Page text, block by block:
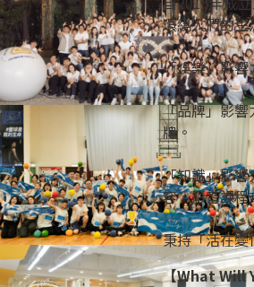
環繞人們的生
「娛樂」影響
「品牌」影
牌。
「知識」影
容、影音課程
秉持「活在變
【What Will